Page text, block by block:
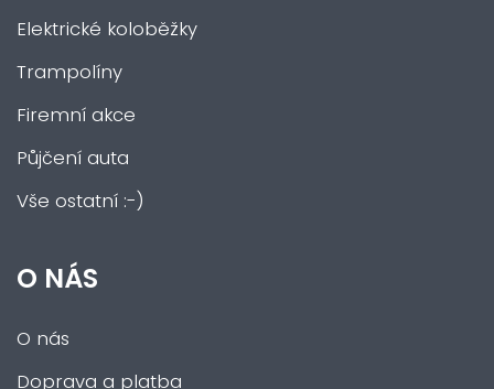
Elektrické koloběžky
Trampolíny
Firemní akce
Půjčení auta
Vše ostatní :-)
O NÁS
O nás
Doprava a platba